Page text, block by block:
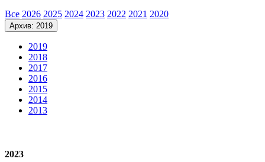
Все 2026 2025 2024 2023 2022 2021 2020
Архив: 2019
2019
2018
2017
2016
2015
2014
2013
2023